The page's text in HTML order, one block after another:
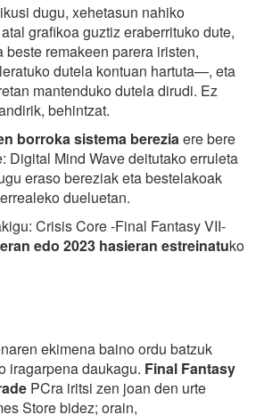
dugu, xehetasun nahiko
grafikoa guztiz eraberrituko dute,
remakeen parera iristen,
dutela kontuan hartuta—, eta
mantenduko dutela dirudi. Ez
behintzat.
borroka sistema berezia ere bere
Digital Mind Wave deitutako erruleta
eraso bereziak eta bestelakoak
dueluetan.
Crisis Core -Final Fantasy VII-
edo 2023 hasieran estreinatuko
ekimena baino ordu batzuk
iragarpena daukagu. Final Fantasy
PCra iritsi zen joan den urte
Store bidez; orain,